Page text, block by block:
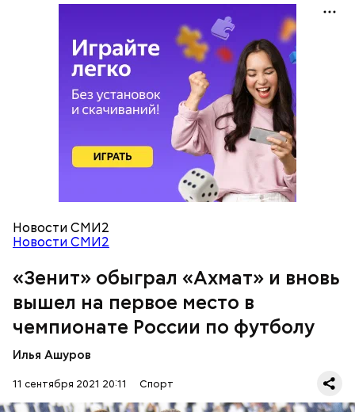
Новости СМИ2
Новости СМИ2
«Зенит» обыграл «Ахмат» и вновь
вышел на первое место в
чемпионате России по футболу
Илья Ашуров
11 сентября 2021 20:11 Спорт
Малком против «Ахмата» 🔝#ЗенитАхмат
pic.twitter.com/6Xaj8mCmKg
— ФК «Зенит» (@zenit_spb)